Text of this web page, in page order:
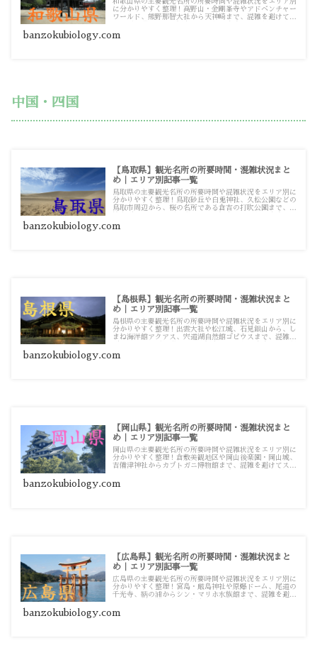
に分かりやすく整理！高野山・金剛峯寺やアドベンチャー
ワールド、熊野那智大社から天神崎まで、混雑を避けてス
す。
banzokubiology.com
中国・四国
【鳥取県】観光名所の所要時間・混雑状況まと
め｜エリア別記事一覧
鳥取県の主要観光名所の所要時間や混雑状況をエリア別に
分かりやすく整理！鳥取砂丘や白兎神社、久松公園などの
鳥取市周辺から、桜の名所である倉吉の打吹公園まで、混
ド記事一覧です。
banzokubiology.com
【島根県】観光名所の所要時間・混雑状況まと
め｜エリア別記事一覧
島根県の主要観光名所の所要時間や混雑状況をエリア別に
分かりやすく整理！出雲大社や松江城、石見銀山から、し
まね海洋館アクアス、宍道湖自然館ゴビウスまで、混雑を
事一覧です。
banzokubiology.com
【岡山県】観光名所の所要時間・混雑状況まと
め｜エリア別記事一覧
岡山県の主要観光名所の所要時間や混雑状況をエリア別に
分かりやすく整理！倉敷美観地区や岡山後楽園・岡山城、
吉備津神社からカブトガニ博物館まで、混雑を避けてスム
す。
banzokubiology.com
【広島県】観光名所の所要時間・混雑状況まと
め｜エリア別記事一覧
広島県の主要観光名所の所要時間や混雑状況をエリア別に
分かりやすく整理！宮島・厳島神社や原爆ドーム、尾道の
千光寺、鞆の浦からシン・マリホ水族館まで、混雑を避け
覧です。
banzokubiology.com